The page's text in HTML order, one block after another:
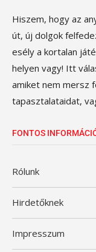
Hiszem, hogy az
út, új dolgok
esély a kortalan
helyen vagy! Itt
amiket nem mersz
tapasztalataidat,
FONTOS
Rólunk
Hirdetőknek
Impresszum